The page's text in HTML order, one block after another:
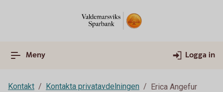
Meny Logga in
Kontakt Kontakta privatavdelningen Erica Angefur